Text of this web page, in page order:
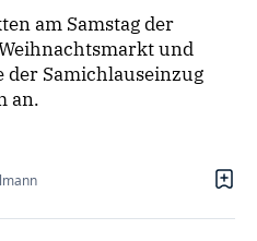
am Samstag der
und
der Samichlauseinzug
an.